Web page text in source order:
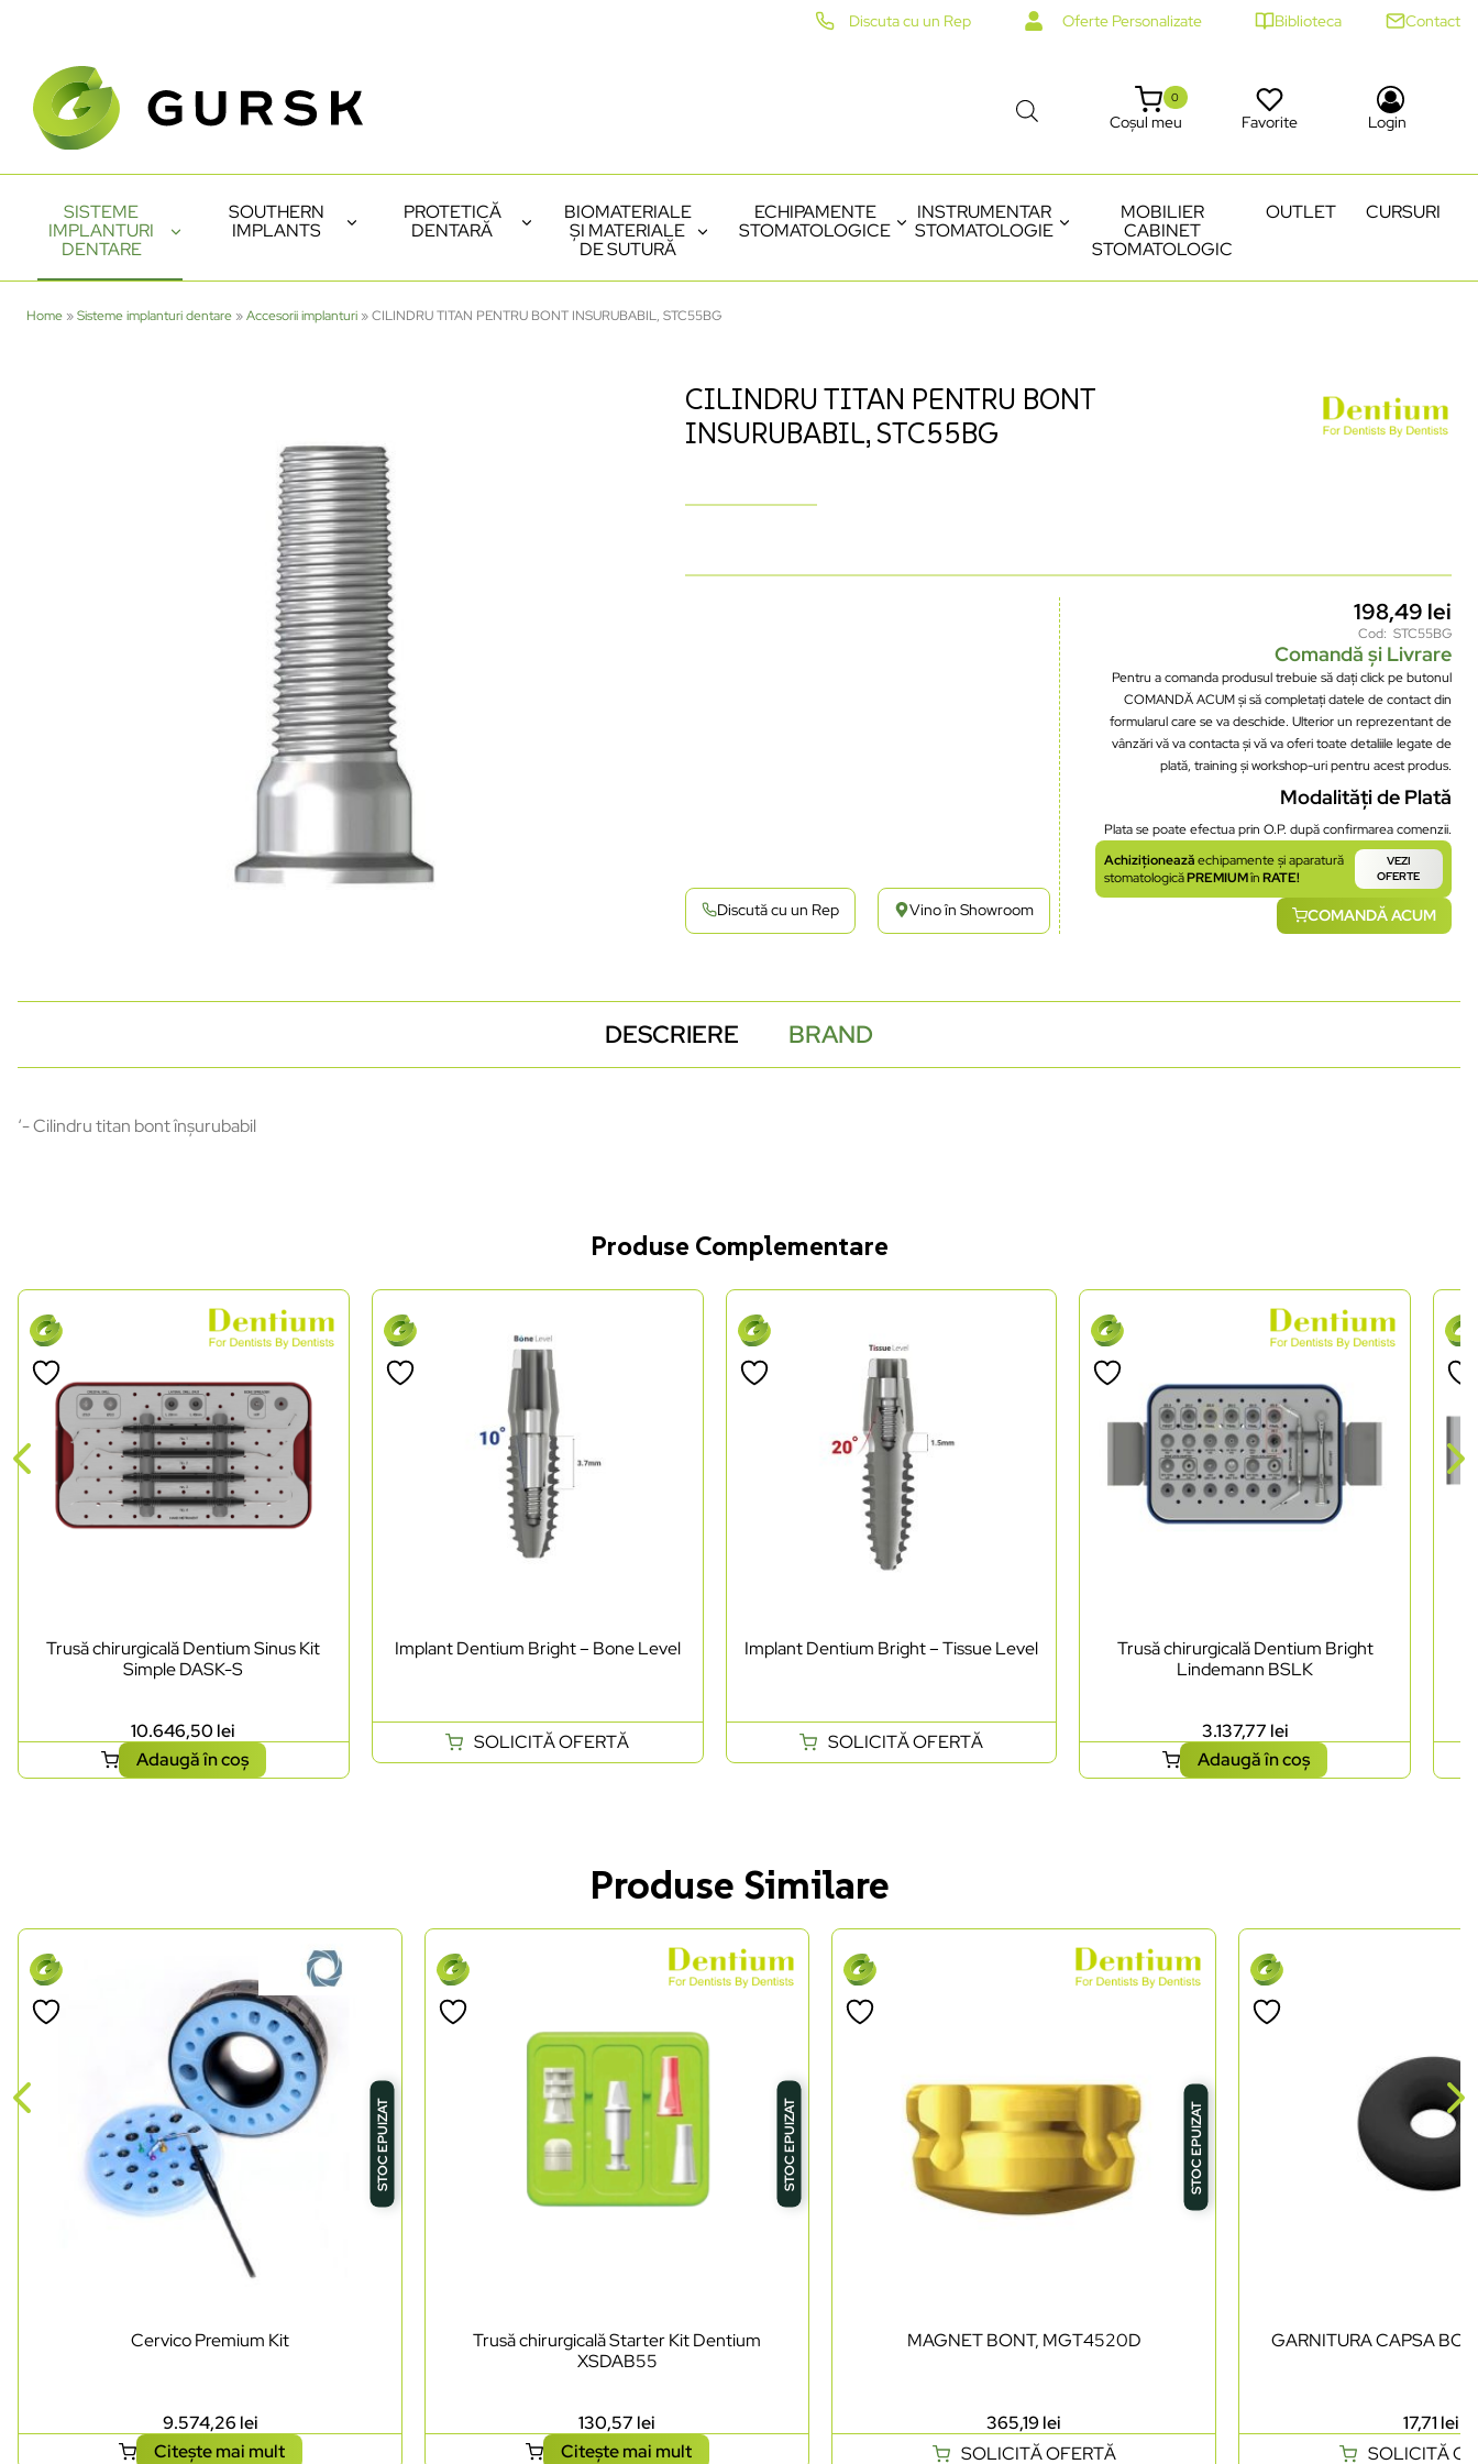
Discuta cu un Rep Oferte Personalizate Biblioteca Contact
Coșul meu
0
Favorite Login
SISTEME
IMPLANTURI
DENTARE
SOUTHERN
IMPLANTS
PROTETICĂ
DENTARĂ
BIOMATERIALE
ȘI MATERIALE
DE SUTURĂ
ECHIPAMENTE
STOMATOLOGICE
INSTRUMENTAR
STOMATOLOGIE
MOBILIER
CABINET
STOMATOLOGIC
OUTLET CURSURI
Home »Sisteme implanturi dentare »Accesorii implanturi »CILINDRU TITAN PENTRU BONT INSURUBABIL, STC55BG
CILINDRU TITAN PENTRU BONT
INSURUBABIL, STC55BG
Discută cu un Rep Vino în Showroom
198,49 lei
Cod: STC55BG
Comandă și Livrare
Pentru a comanda produsul trebuie să dați click pe butonul
COMANDĂ ACUM și să completați datele de contact din
formularul care se va deschide. Ulterior un reprezentant de
vânzări vă va contacta și vă va oferi toate detaliile legate de
plată, training și workshop-uri pentru acest produs.
Modalități de Plată
Plata se poate efectua prin O.P. după confirmarea comenzii.
Achiziționeazăechipamente și aparatură
stomatologicăPREMIUMînRATE!
VEZI
OFERTE
COMANDĂ ACUM
DESCRIERE BRAND
‘- Cilindru titan bont înșurubabil
Produse Complementare
Trusă chirurgicală Dentium Sinus Kit
Simple DASK-S
10.646,50 lei
Adaugă în coș
Implant Dentium Bright – Bone Level
SOLICITĂ OFERTĂ
Implant Dentium Bright – Tissue Level
SOLICITĂ OFERTĂ
Trusă chirurgicală Dentium Bright
Lindemann BSLK
3.137,77 lei
Adaugă în coș
Produse Similare
STOC EPUIZAT
Cervico Premium Kit
9.574,26 lei
Citește mai mult
STOC EPUIZAT
Trusă chirurgicală Starter Kit Dentium
XSDAB55
130,57 lei
Citește mai mult
STOC EPUIZAT
MAGNET BONT, MGT4520D
365,19lei
SOLICITĂ OFERTĂ
GARNITURA CAPSA
17,71 lei
SOLICITĂ